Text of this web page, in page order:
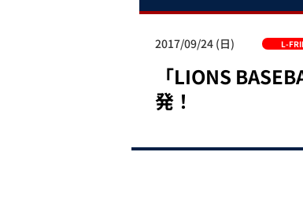
2017/09/24 (日) L-
「LIONS
発！